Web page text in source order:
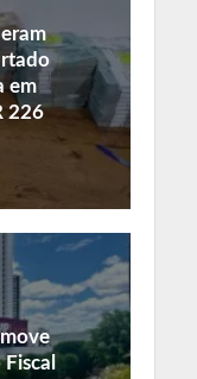
em
226